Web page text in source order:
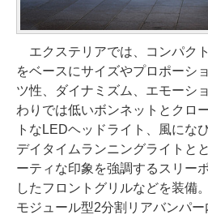
エクステリアでは、コンパク
をベースにサイズやプロポーシ
ツ性、ダイナミズム、エモーシ
わりでは低いボンネットとクロ
トなLEDヘッドライト、風にな
デイタイムランニングライトと
ーティな印象を強調するスリー
したフロントグリルなどを装備
モジュール型2分割リアバンパー